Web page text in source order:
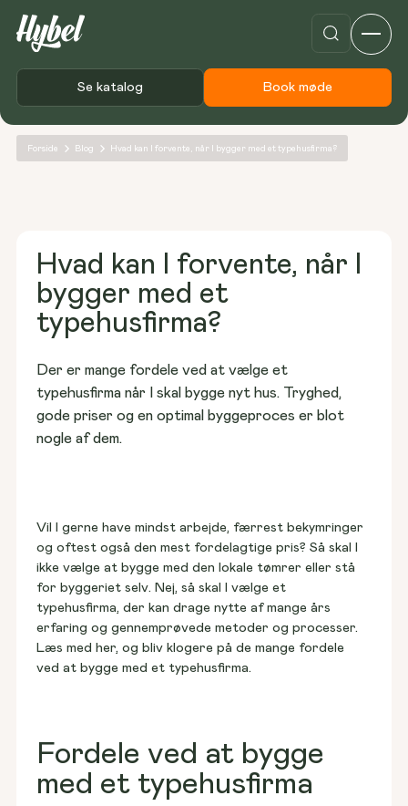
Grunde til salg
Find spottet til jeres hjem
Huse til salg
Vælg et hjem, der står klar
Rækkehuse til salg
Find naboskab lige ved døren
Vores første Hybel
Se vores fastpris-koncept
Kundehuse
Kig indenfor i andres hjem
Blog & viden
Nyheder, anbefalinger og tips
Se katalog Book møde
Forside Blog Hvad kan I forvente, når I bygger med et typehusfirma?
Hvad kan I forvente, når I
bygger med et
typehusfirma?
Der er mange fordele ved at vælge et
typehusfirma når I skal bygge nyt hus. Tryghed,
gode priser og en optimal byggeproces er blot
nogle af dem.
Vil I gerne have mindst arbejde, færrest bekymringer
og oftest også den mest fordelagtige pris? Så skal I
ikke vælge at bygge med den lokale tømrer eller stå
for byggeriet selv. Nej, så skal I vælge et
typehusfirma, der kan drage nytte af mange års
erfaring og gennemprøvede metoder og processer.
Læs med her, og bliv klogere på de mange fordele
ved at bygge med et typehusfirma.
Fordele ved at bygge
med et typehusfirma